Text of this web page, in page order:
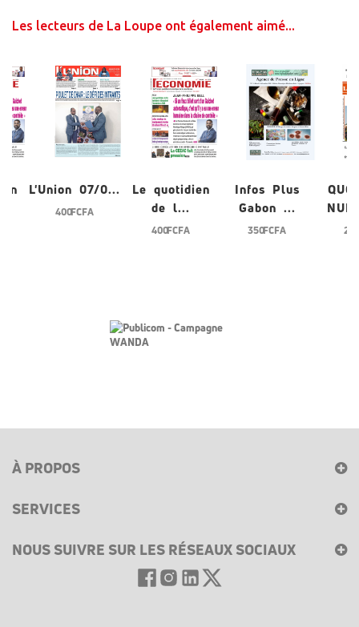
Les lecteurs de La Loupe ont également aimé...
L'Union 07/0...
400 FCFA
Le quotidien
de l...
400 FCFA
Infos Plus
Gabon ...
350 FCFA
À PROPOS
SERVICES
NOUS SUIVRE SUR LES RÉSEAUX SOCIAUX